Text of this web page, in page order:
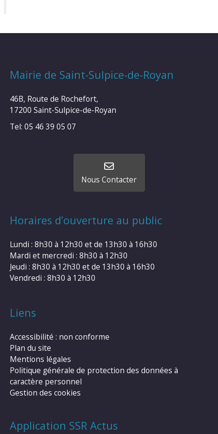
Mairie de Saint-Sulpice-de-Royan
46B, Route de Rochefort,
17200 Saint-Sulpice-de-Royan
Tel: 05 46 39 05 07
Nous Contacter
Horaires d’ouverture au public
Lundi : 8h30 à 12h30 et de 13h30 à 16h30
Mardi et mercredi : 8h30 à 12h30
Jeudi : 8h30 à 12h30 et de 13h30 à 16h30
Vendredi : 8h30 à 12h30
Liens
Accessibilité : non conforme
Plan du site
Mentions légales
Politique générale de protection des données à
caractère personnel
Gestion des cookies
Application SSR Actus